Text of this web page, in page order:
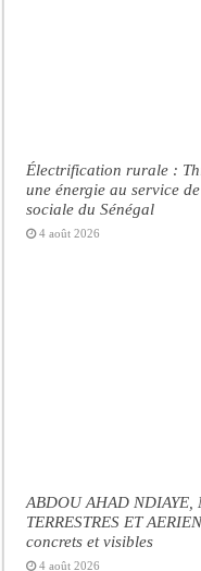
Électrification rurale :
une énergie au service
sociale du Sénégal
4 août 2026
ABDOU AHAD NDIAYE,
TERRESTRES ET
concrets et visibles
4 août 2026